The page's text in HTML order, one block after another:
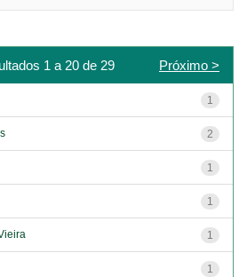
1 a 20 de 29 Próximo >
1
2
1
1
1
1